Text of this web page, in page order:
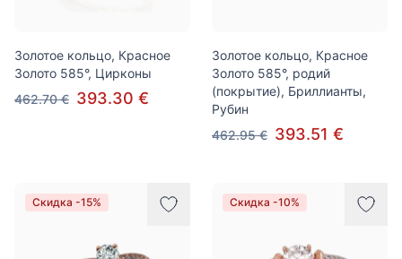
Золотое кольцо, Красное
Золото 585°, Цирконы
462.70 € 393.30 €
Золотое кольцо, Красное
Золото 585°, родий
(покрытие), Бриллианты,
Рубин
462.95 € 393.51 €
Скидка -15% Скидка -10%